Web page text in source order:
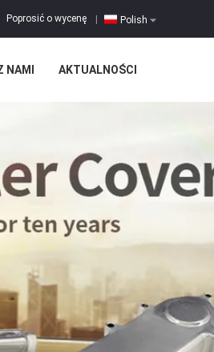
Polish
Poprosić o wycenę
NAMI AKTUALNOŚCI